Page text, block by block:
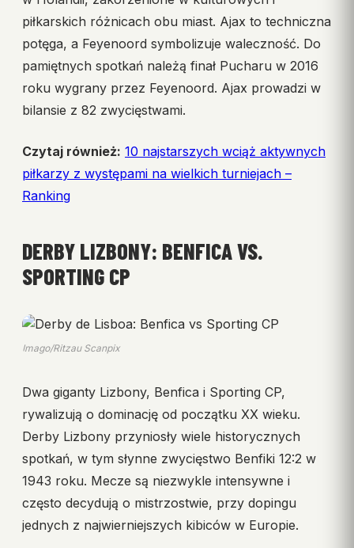
piłkarskich różnicach obu miast. Ajax to techniczna
potęga, a Feyenoord symbolizuje waleczność. Do
pamiętnych spotkań należą finał Pucharu w 2016
roku wygrany przez Feyenoord. Ajax prowadzi w
bilansie z 82 zwycięstwami.
Czytaj również: 10 najstarszych wciąż aktywnych
piłkarzy z występami na wielkich turniejach –
Ranking
DERBY LIZBONY: BENFICA VS.
SPORTING CP
Imago/Ritzau Scanpix
Dwa giganty Lizbony, Benfica i Sporting CP,
rywalizują o dominację od początku XX wieku.
Derby Lizbony przyniosły wiele historycznych
spotkań, w tym słynne zwycięstwo Benfiki 12:2 w
1943 roku. Mecze są niezwykle intensywne i
często decydują o mistrzostwie, przy dopingu
jednych z najwierniejszych kibiców w Europie.